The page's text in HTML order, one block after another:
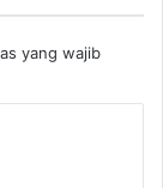
yang wajib